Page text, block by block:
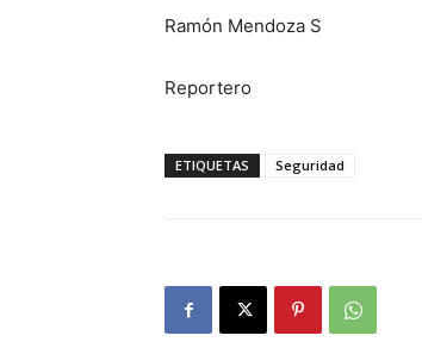
Ramón Mendoza S
Reportero
ETIQUETAS Seguridad